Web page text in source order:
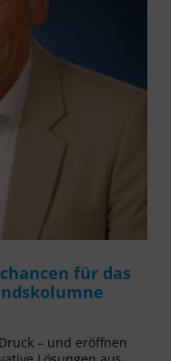
für das
– und eröffnen